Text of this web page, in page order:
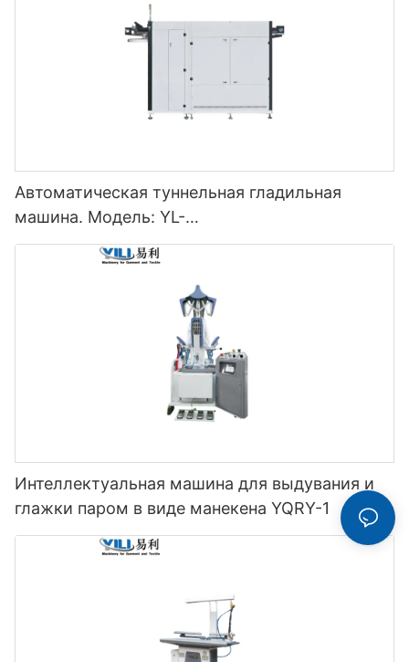
Автоматическая туннельная гладильная
машина. Модель: YL-
3000/5000/7000/9000/11000QSY
Интеллектуальная машина для выдувания и
глажки паром в виде манекена YQRY-1